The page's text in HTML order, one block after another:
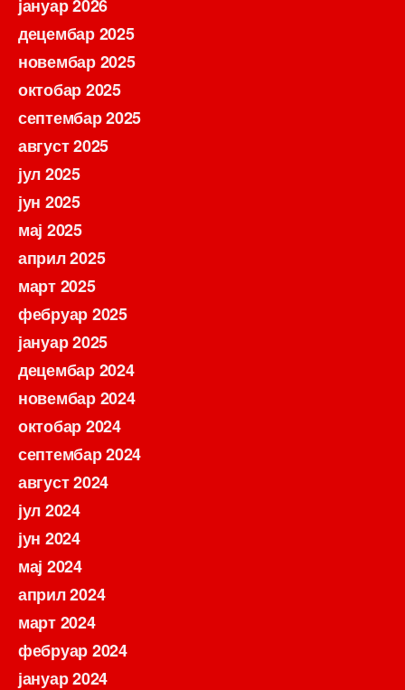
јануар 2026
децембар 2025
новембар 2025
октобар 2025
септембар 2025
август 2025
јул 2025
јун 2025
мај 2025
април 2025
март 2025
фебруар 2025
јануар 2025
децембар 2024
новембар 2024
октобар 2024
септембар 2024
август 2024
јул 2024
јун 2024
мај 2024
април 2024
март 2024
фебруар 2024
јануар 2024